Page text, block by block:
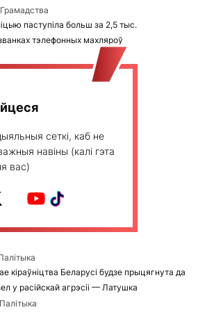
Грамадства
паступіла больш за 2,5 тыс.
тэлефонных махляроў
сеткі, каб не
навіны (калі гэта
вас)
кіраўніцтва Беларусі будзе прыцягнута да
у расійскай агрэсіі — Латушка
Палітыка